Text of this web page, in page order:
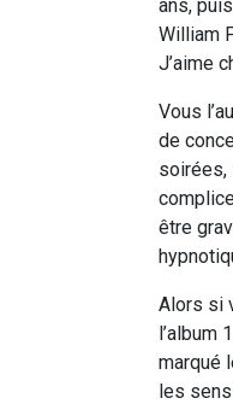
ans,
William
J’aime
Vous
de
soirées,
être
Alors si
l’album
marqué
les